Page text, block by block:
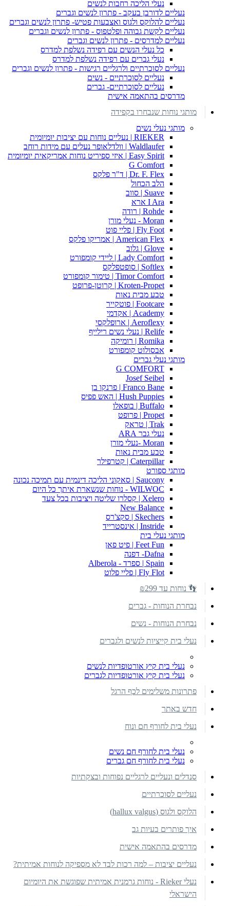
נעלי הליכה רחבות לנשים
נעליים לדורבן בעקב - פתרון לנשים וגברים
נעליים להלוקס ולגוס ואצבעות פטיש- פתרון לנשים וגברים
נעליים לקשת גבוהה ופלטפוס - פתרון לנשים וגברים
נעליים למדרסים - פתרון לנשים וגברים
כל נעלי הנשים עם רפידה נשלפת למדרס
נעלי גברים עם רפידה נשלפת למדרס
נעליים לסוכרתיים ולרגליים רגישות - פתרון לנשים וגברים
נעליים לסוכרתיים - נשים
נעליים לסוכרתיים- גברים
מדרסים בהתאמה אישית
מותגי נוחות שנבחרו בקפידה
מותגי נעלי נשים
RIEKER | נעליים נוחות עם יציבות יומיומית
Waldlaufer | וולדלאופר נעלים עם מידות רוחב
Easy Spirit | איזי ספיריט נוחות אמריקאית יומיומית
G Comfort
Dr. F. Flex | ד"ר פלקס
הלב הכחול
Suave | סווב
I Ara ארא
Rohde | רודה
Moran - נעלי מורן
Fly Foot | פליי פוט
American Flex | אמריקו פלקס
Glove | גלוב
Lady Comfort | ליידי קומפורט
Softlex | סופטפלקס
Timor Comfort | טימור קומפורט
Kroten-Propet | קרוטן-פרופט
טבע מבית נאות
Footcare | פוטקייר
Academy | אקדמי
Aeroflexy | ארופלקסי
Relife | נעלי נשים רילייף
Romika | רומיקה
אבסולוט קומפורט
מותגי נעלי גברים
G COMFORT
Josef Seibel
Franco Bane | פרנקו בן
Hush Puppies | האש פפיס
Buffalo | בופאלו
Propet | פרופט
Trak | טראק
נעלי גבר ARA
Moran -נעלי מורן
טבע מבית נאות
Caterpillar | קטרפילר
מותגי ספורט
Saucony | סאקוני הליכה דינמית עם תמיכה נכונה
WILWOC - נוחות שנשארת איתך כל היום
Xelero | קסלרו שליטה ויציבות בכל צעד
New Balance
Skechers | סקצ'רס
Instride | אינסטרייד
מותגי נעלי בית
Feet Fun | פיט פאן
Dafna- דפנה
Spain | ספרד - Alberola
Fly Flot | פליי פלוט
👣 נוחות עד ₪299
נבחרת הנוחות - גברים
נבחרת הנוחות - נשים
נעלי בית קייציות לנשים ולגברים
נעלי בית קיץ אורטופדיות לנשים
נעלי בית קיץ אורטופדיות לגברים
פתרונות משלימים לכף הרגל
חדש באתר
נעלי בית לחורף חם ונוח
נעלי בית לחורף חם נשים
נעלי בית לחורף חם גברים
סנדלים ונעליים לרגליים נפוחות ובצקתיות
נעליים לסוכרתיים
הלוקס ולגוס (hallux valgus)
איך פותרים בעיות גב
מדרסים בהתאמה אישית
נעליים יציבות – למה רכות לבד לא מספיקה לנוחות אמיתית?
נעלי Rieker - נוחות גרמנית אמיתית שפוגשת את היומיום
הישראלי